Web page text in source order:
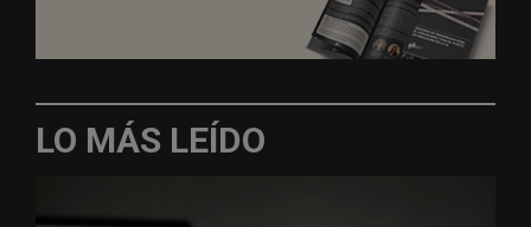
LO MÁS LEÍDO